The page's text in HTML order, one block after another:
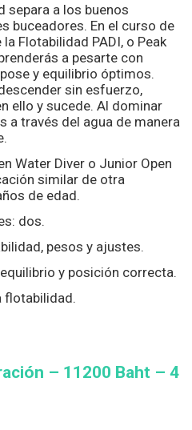
separa a los buenos
buceadores. En el curso de
Flotabilidad PADI, o Peak
a pesarte con
y equilibrio óptimos.
sin esfuerzo,
ello y sucede. Al dominar
a través del agua de manera
Water Diver o Junior Open
similar de otra
de edad.
dos.
pesos y ajustes.
y posición correcta.
flotabilidad.
– 11200 Baht – 4